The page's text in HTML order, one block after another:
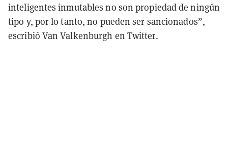
inteligentes inmutables no son propiedad de ningún
tipo y, por lo tanto, no pueden ser sancionados”,
escribió Van Valkenburgh en Twitter.